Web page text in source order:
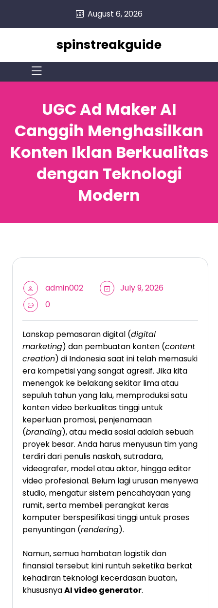
August 6, 2026
spinstreakguide
UGC Ad Maker AI
Canggih Menghasilkan
Konten Iklan Berkualitas
dengan Teknologi
Modern
admin002
July 9, 2026
0
Lanskap pemasaran digital (digital
marketing) dan pembuatan konten (content
creation) di Indonesia saat ini telah memasuki
era kompetisi yang sangat agresif. Jika kita
menengok ke belakang sekitar lima atau
sepuluh tahun yang lalu, memproduksi satu
konten video berkualitas tinggi untuk
keperluan promosi, penjenamaan
(branding), atau media sosial adalah sebuah
proyek besar. Anda harus menyusun tim yang
terdiri dari penulis naskah, sutradara,
videografer, model atau aktor, hingga editor
video profesional. Belum lagi urusan menyewa
studio, mengatur sistem pencahayaan yang
rumit, serta membeli perangkat keras
komputer berspesifikasi tinggi untuk proses
penyuntingan (rendering).
Namun, semua hambatan logistik dan
finansial tersebut kini runtuh seketika berkat
kehadiran teknologi kecerdasan buatan,
khususnyaAI video generator.